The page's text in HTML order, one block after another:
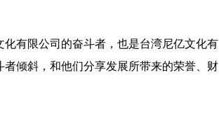
有限公司的奋斗者，也是台湾尼亿文化有
倾斜，和他们分享发展所带来的荣誉、财